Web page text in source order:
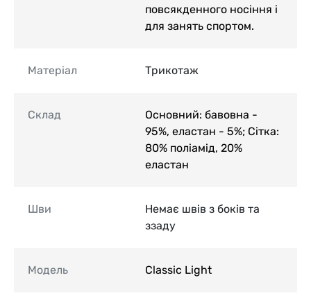
повсякденного носіння і
для занять спортом.
Матеріал Трикотаж
Склад
Основний: бавовна -
95%, еластан - 5%; Сітка:
80% поліамід, 20%
еластан
Шви
Немає швів з боків та
ззаду
Модель Classic Light